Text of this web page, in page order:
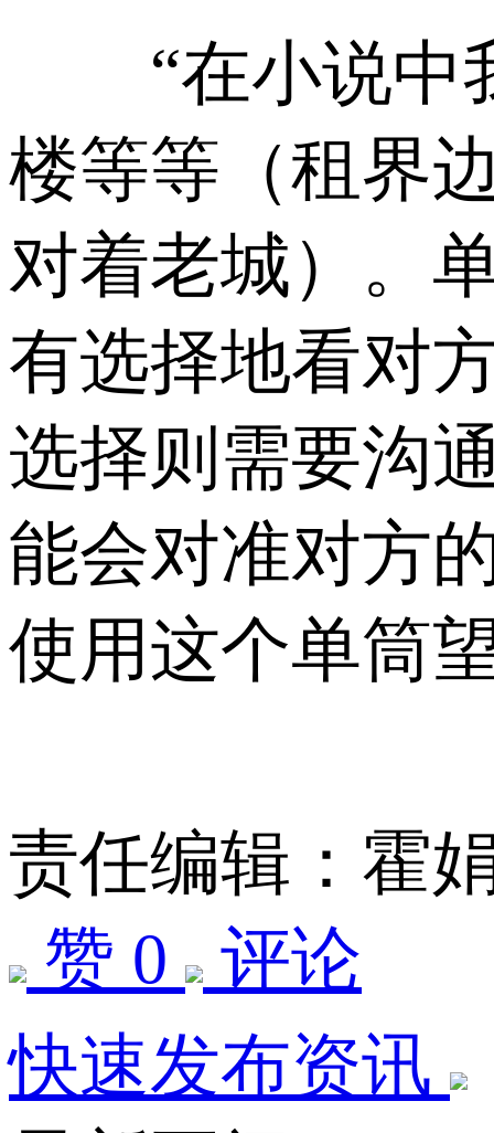
“在小说中我
楼等等（租界
对着老城）。
有选择地看对
选择则需要沟
能会对准对方
使用这个单筒
责任编辑：霍
赞 0
评论
快速发布资讯